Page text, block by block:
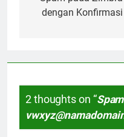
dengan Konfirmasi
2 thoughts on “